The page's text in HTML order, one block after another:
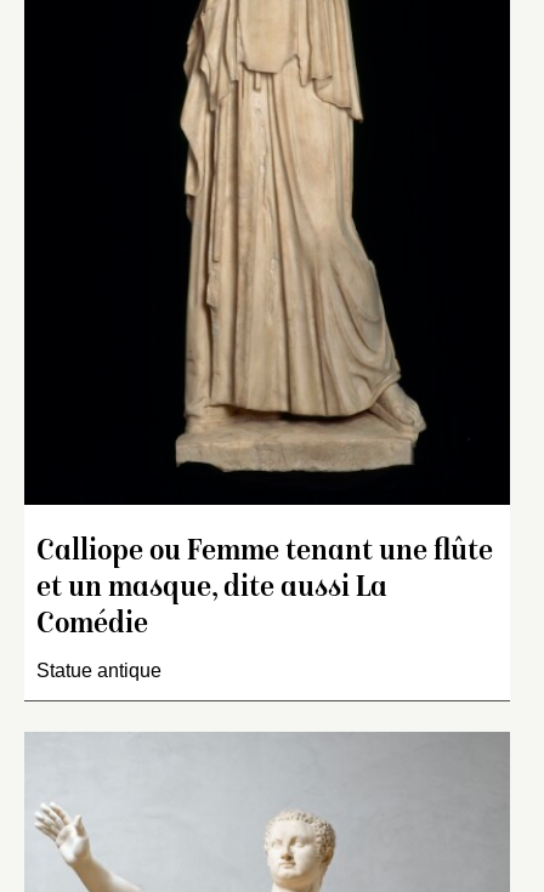
Calliope ou Femme tenant une flûte
et un masque, dite aussi La
Comédie
Statue antique